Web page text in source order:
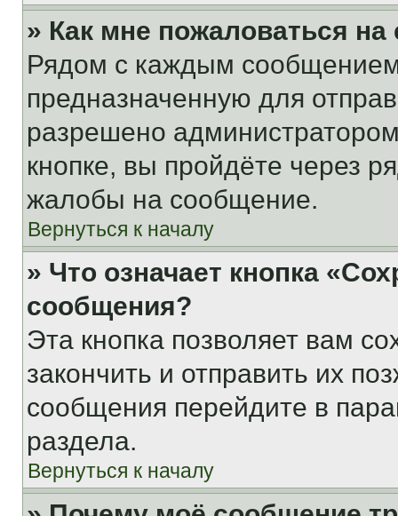
» Как мне пожаловаться
Рядом с каждым сообщением
предназначенную для
разрешено
кнопке, вы пройдёте через
жалобы на сообщение.
Вернуться к началу
» Что означает кнопка
сообщения?
Эта кнопка позволяет вам
закончить и отправить их
сообщения перейдите в
раздела.
Вернуться к началу